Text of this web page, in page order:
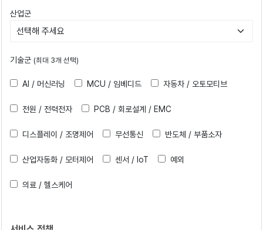
산업군
기술군 (최대 3개 선택)
AI / 머신러닝 MCU / 임베디드 자동차 / 오토모티브
전원 / 전력전자 PCB / 회로설계 / EMC
디스플레이 / 조명제어 무선통신 반도체 / 부품소자
산업자동화 / 모터제어 센서 / IoT 예외
의료 / 헬스케어